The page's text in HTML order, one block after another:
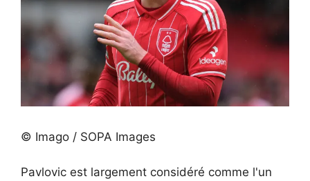
© Imago / SOPA Images
Pavlovic est largement considéré comme l'un